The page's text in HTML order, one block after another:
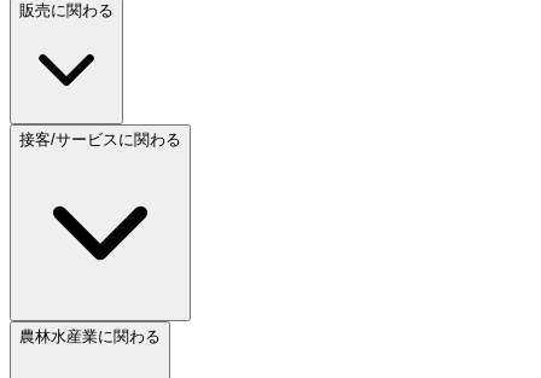
販売に関わる
接客/サービスに関わる
農林水産業に関わる